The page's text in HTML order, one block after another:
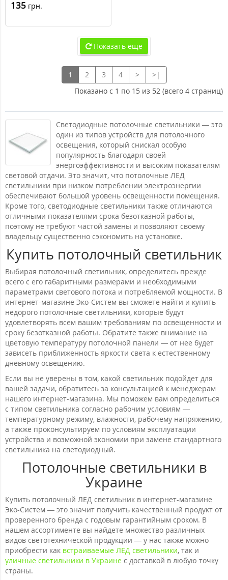
135 грн.
Показать еще
1 2 3 4 >
>|
Показано с 1 по 15 из 52 (всего 4 страниц)
Светодиодные потолочные светильники — это
один из типов устройств для потолочного
освещения, который снискал особую
популярность благодаря своей
энергоэффективности и высоким показателям
световой отдачи. Это значит, что потолочные ЛЕД
светильники при низком потреблении электроэнергии
обеспечивают большой уровень освещенности помещения.
Кроме того, светодиодные светильники также отличаются
отличными показателями срока безотказной работы,
поэтому не требуют частой замены и позволяют своему
владельцу существенно сэкономить на установке.
Купить потолочный светильник
Выбирая потолочный светильник, определитесь прежде
всего с его габаритными размерами и необходимыми
параметрами светового потока и потребляемой мощности. В
интернет-магазине Эко-Систем вы сможете найти и купить
недорого потолочные светильники, которые будут
удовлетворять всем вашим требованиям по освещенности и
сроку безотказной работы. Обратите также внимание на
цветовую температуру потолочной панели — от нее будет
зависеть приближенность яркости света к естественному
дневному освещению.
Если вы не уверены в том, какой светильник подойдет для
вашей задачи, обратитесь за консультацией к менеджерам
нашего интернет-магазина. Мы поможем вам определиться
с типом светильника согласно рабочим условиям —
температурному режиму, влажности, рабочему напряжению,
а также проконсультируем по условиям эксплуатации
устройства и возможной экономии при замене стандартного
светильника на светодиодный.
Потолочные светильники в
Украине
Купить потолочный ЛЕД светильник в интернет-магазине
Эко-Систем — это значит получить качественный продукт от
проверенного бренда с годовым гарантийным сроком. В
нашем ассортименте вы найдете множество различных
видов светотехнической продукции — у нас также можно
приобрести как встраиваемые ЛЕД светильники, так и
уличные светильники в Украине с доставкой в любую точку
страны.